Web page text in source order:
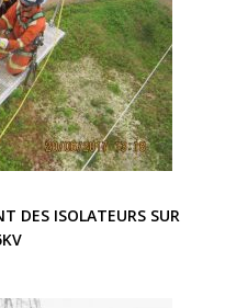
DES ISOLATEURS SUR